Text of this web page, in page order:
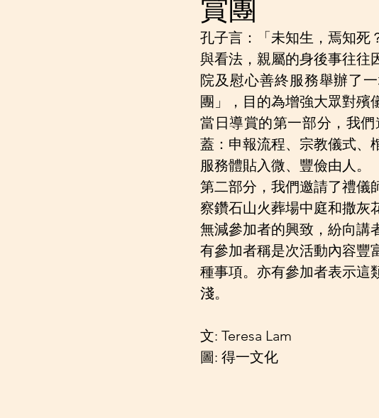
賞團
孔子言：「未知生，焉知死
與看法，親屬的身後事往往
院及慰心善終服務舉辦了
團」，目的為增強大眾對殯
當日導賞的第一部分，我
蓋：申報流程、宗教儀式、
服務體貼入微、豐儉由人。
第二部分，我們邀請了禮儀
察鑽石山火葬場中庭和撒灰
無減參加者的興致，紛向講
有參加者稱是次活動內容豐
種事項。亦有參加者表示這
淺。
文: Teresa Lam
圖: 得一文化